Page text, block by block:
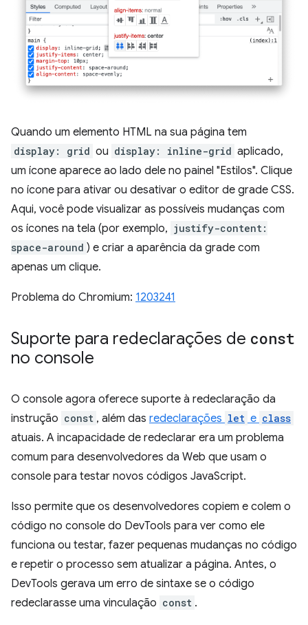
Quando um elemento HTML na sua página tem
display: grid ou display: inline-grid aplicado,
um ícone aparece ao lado dele no painel "Estilos". Clique
no ícone para ativar ou desativar o editor de grade CSS.
Aqui, você pode visualizar as possíveis mudanças com
os ícones na tela (por exemplo, justify-content:
space-around ) e criar a aparência da grade com
apenas um clique.
Problema do Chromium: 1203241
Suporte para redeclarações de const
no console
O console agora oferece suporte à redeclaração da
instrução const , além das redeclarações let e class
atuais. A incapacidade de redeclarar era um problema
comum para desenvolvedores da Web que usam o
console para testar novos códigos JavaScript.
Isso permite que os desenvolvedores copiem e colem o
código no console do DevTools para ver como ele
funciona ou testar, fazer pequenas mudanças no código
e repetir o processo sem atualizar a página. Antes, o
DevTools gerava um erro de sintaxe se o código
redeclarasse uma vinculação const .